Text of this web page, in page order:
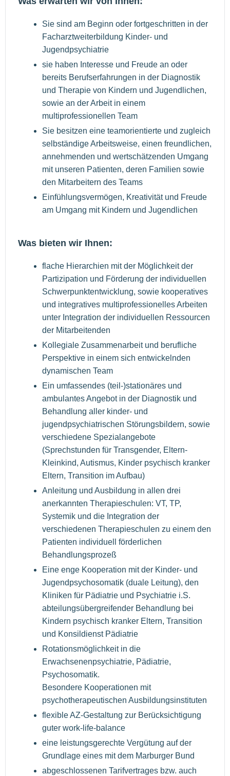
Sie sind am Beginn oder fortgeschritten in der
Facharztweiterbildung Kinder- und
Jugendpsychiatrie
sie haben Interesse und Freude an oder
bereits Berufserfahrungen in der Diagnostik
und Therapie von Kindern und Jugendlichen,
sowie an der Arbeit in einem
multiprofessionellen Team
Sie besitzen eine teamorientierte und zugleich
selbständige Arbeitsweise, einen freundlichen,
annehmenden und wertschätzenden Umgang
mit unseren Patienten, deren Familien sowie
den Mitarbeitern des Teams
Einfühlungsvermögen, Kreativität und Freude
am Umgang mit Kindern und Jugendlichen
Was bieten wir Ihnen:
flache Hierarchien mit der Möglichkeit der
Partizipation und Förderung der individuellen
Schwerpunktentwicklung, sowie kooperatives
und integratives multiprofessionelles Arbeiten
unter Integration der individuellen Ressourcen
der Mitarbeitenden
Kollegiale Zusammenarbeit und berufliche
Perspektive in einem sich entwickelnden
dynamischen Team
Ein umfassendes (teil-)stationäres und
ambulantes Angebot in der Diagnostik und
Behandlung aller kinder- und
jugendpsychiatrischen Störungsbildern, sowie
verschiedene Spezialangebote
(Sprechstunden für Transgender, Eltern-
Kleinkind, Autismus, Kinder psychisch kranker
Eltern, Transition im Aufbau)
Anleitung und Ausbildung in allen drei
anerkannten Therapieschulen: VT, TP,
Systemik und die Integration der
verschiedenen Therapieschulen zu einem den
Patienten individuell förderlichen
Behandlungsprozeß
Eine enge Kooperation mit der Kinder- und
Jugendpsychosomatik (duale Leitung), den
Kliniken für Pädiatrie und Psychiatrie i.S.
abteilungsübergreifender Behandlung bei
Kindern psychisch kranker Eltern, Transition
und Konsildienst Pädiatrie
Rotationsmöglichkeit in die
Erwachsenenpsychiatrie, Pädiatrie,
Psychosomatik.
Besondere Kooperationen mit
psychotherapeutischen Ausbildungsinstituten
flexible AZ-Gestaltung zur Berücksichtigung
guter work-life-balance
eine leistungsgerechte Vergütung auf der
Grundlage eines mit dem Marburger Bund
abgeschlossenen Tarifvertrages bzw. auch